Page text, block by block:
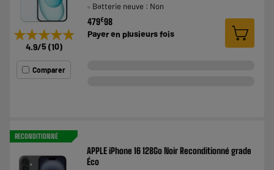
★★★★★
★★★★★
4.9/5 (10)
Comparer
Batterie neuve : Non
479€98
Payer en plusieurs fois
RECONDITIONNÉ
APPLE iPhone 16 128Go Noir Reconditionné grade
Éco